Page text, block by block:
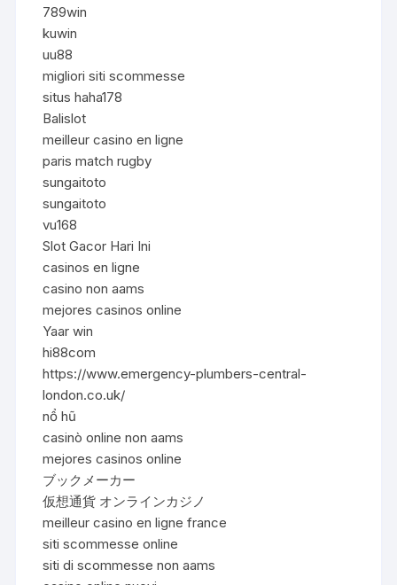
789win
kuwin
uu88
migliori siti scommesse
situs haha178
Balislot
meilleur casino en ligne
paris match rugby
sungaitoto
sungaitoto
vu168
Slot Gacor Hari Ini
casinos en ligne
casino non aams
mejores casinos online
Yaar win
hi88com
https://www.emergency-plumbers-central-
london.co.uk/
nổ hũ
casinò online non aams
mejores casinos online
ブックメーカー
仮想通貨 オンラインカジノ
meilleur casino en ligne france
siti scommesse online
siti di scommesse non aams